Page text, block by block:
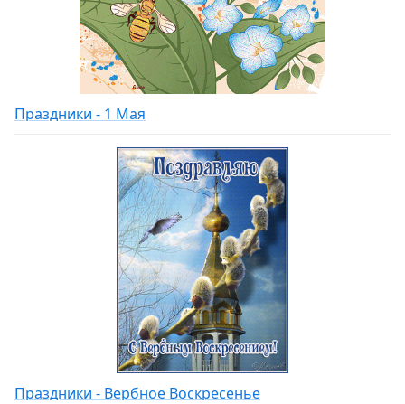
Праздники - 1 Мая
Праздники - Вербное Воскресенье